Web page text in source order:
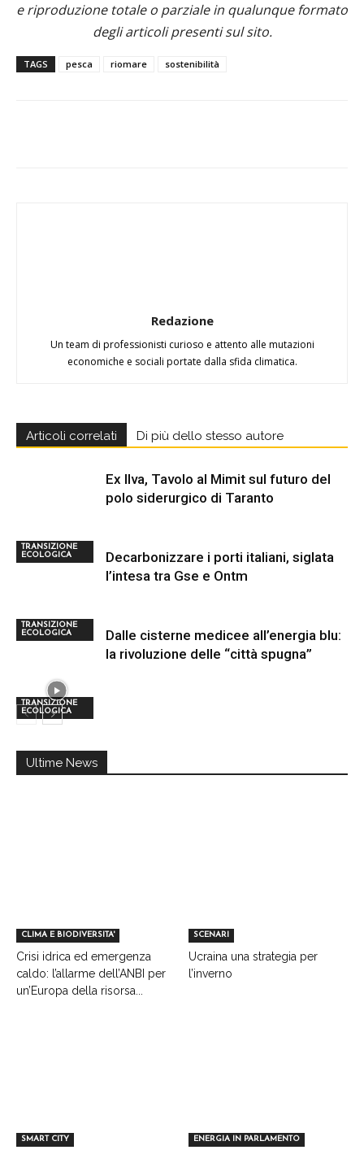
e riproduzione totale o parziale in qualunque formato
degli articoli presenti sul sito.
TAGS pesca riomare sostenibilità
Redazione
Un team di professionisti curioso e attento alle mutazioni
economiche e sociali portate dalla sfida climatica.
Articoli correlati Di più dello stesso autore
TRANSIZIONE
ECOLOGICA
Ex Ilva, Tavolo al Mimit sul futuro del
polo siderurgico di Taranto
TRANSIZIONE
ECOLOGICA
Decarbonizzare i porti italiani, siglata
l’intesa tra Gse e Ontm
TRANSIZIONE
ECOLOGICA
Dalle cisterne medicee all’energia blu:
la rivoluzione delle “città spugna”
Ultime News
CLIMA E BIODIVERSITA'
Crisi idrica ed emergenza
caldo: l’allarme dell’ANBI per
un’Europa della risorsa...
SCENARI
Ucraina una strategia per
l’inverno
SMART CITY ENERGIA IN PARLAMENTO